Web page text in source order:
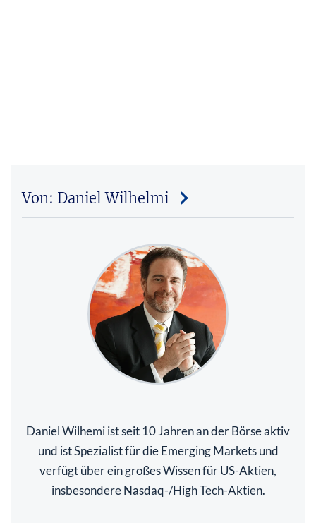
Von: Daniel Wilhelmi
Daniel Wilhemi ist seit 10 Jahren an der Börse aktiv
und ist Spezialist für die Emerging Markets und
verfügt über ein großes Wissen für US-Aktien,
insbesondere Nasdaq-/High Tech-Aktien.